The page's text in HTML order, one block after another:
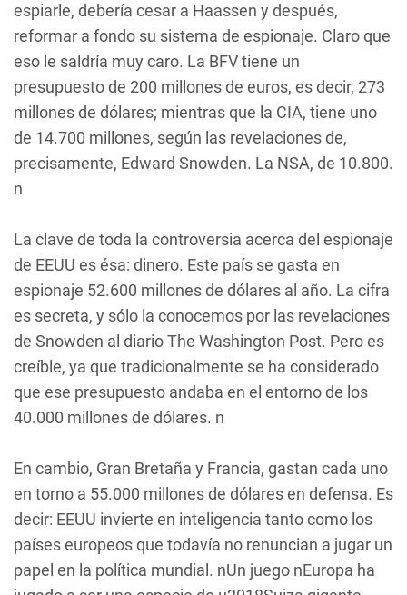
espiarle, debería cesar a Haassen y después,
reformar a fondo su sistema de espionaje. Claro que
eso le saldría muy caro. La BFV tiene un
presupuesto de 200 millones de euros, es decir, 273
millones de dólares; mientras que la CIA, tiene uno
de 14.700 millones, según las revelaciones de,
precisamente, Edward Snowden. La NSA, de 10.800.
n
La clave de toda la controversia acerca del espionaje
de EEUU es ésa: dinero. Este país se gasta en
espionaje 52.600 millones de dólares al año. La cifra
es secreta, y sólo la conocemos por las revelaciones
de Snowden al diarioThe Washington Post. Pero es
creíble, ya que tradicionalmente se ha considerado
que ese presupuesto andaba en el entorno de los
40.000 millones de dólares. n
En cambio, Gran Bretaña y Francia, gastan cada uno
en torno a 55.000 millones de dólares en defensa. Es
decir: EEUU invierte en inteligencia tanto como los
países europeos que todavía no renuncian a jugar un
papel en la política mundial. nUn juego nEuropa ha